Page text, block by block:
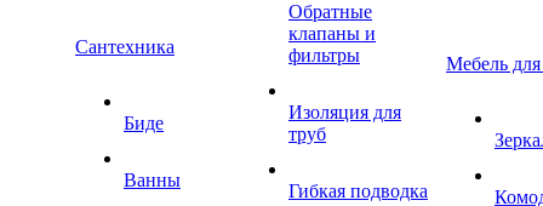
Сантехника
Биде
Ванны
Обратные
клапаны и
фильтры
Изоляция для
труб
Гибкая подводка
Мебель